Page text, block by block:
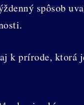
spôsob
k prírode, ktorá